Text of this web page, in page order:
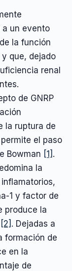
a un evento
la función
que, dejado
renal
de GNRP
la ruptura de
el paso
Bowman [1] .
la
1 y factor de
produce la
[2] . Dejadas a
formación de
en la
de